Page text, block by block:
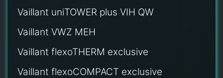
Vaillant uniTOWER plus VIH QW
Vaillant VWZ MEH
Vaillant flexoTHERM exclusive
Vaillant flexoCOMPACT exclusive